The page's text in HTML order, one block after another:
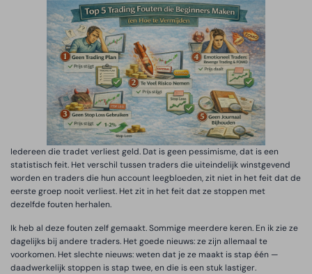
Iedereen die tradet verliest geld. Dat is geen pessimisme, dat is een
statistisch feit. Het verschil tussen traders die uiteindelijk winstgevend
worden en traders die hun account leegbloeden, zit niet in het feit dat de
eerste groep nooit verliest. Het zit in het feit dat ze stoppen met
dezelfde fouten herhalen.
Ik heb al deze fouten zelf gemaakt. Sommige meerdere keren. En ik zie ze
dagelijks bij andere traders. Het goede nieuws: ze zijn allemaal te
voorkomen. Het slechte nieuws: weten dat je ze maakt is stap één —
daadwerkelijk stoppen is stap twee, en die is een stuk lastiger.